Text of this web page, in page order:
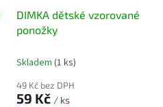
DIMKA dětské vzorované
ponožky
Skladem (1 ks)
49 Kč bez DPH
59 Kč / ks